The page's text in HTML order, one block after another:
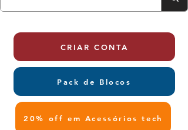
CRIAR CONTA
Pack de Blocos
20% off em Acessórios tech